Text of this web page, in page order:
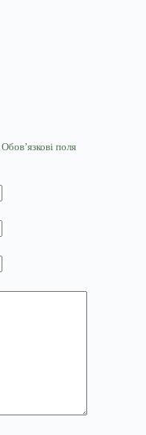
Обов’язкові поля